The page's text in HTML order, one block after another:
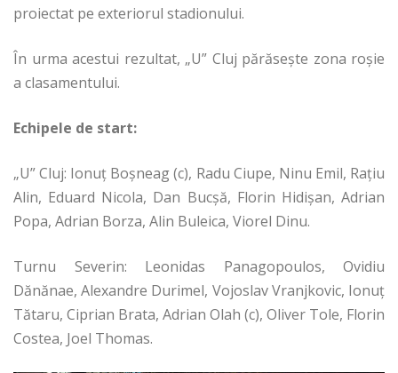
proiectat pe exteriorul stadionului.
În urma acestui rezultat, „U” Cluj părăsește zona roșie
a clasamentului.
Echipele de start:
„U” Cluj: Ionuț Boșneag (c), Radu Ciupe, Ninu Emil, Rațiu
Alin, Eduard Nicola, Dan Bucșă, Florin Hidișan, Adrian
Popa, Adrian Borza, Alin Buleica, Viorel Dinu.
Turnu Severin: Leonidas Panagopoulos, Ovidiu
Dănănae, Alexandre Durimel, Vojoslav Vranjkovic, Ionuț
Tătaru, Ciprian Brata, Adrian Olah (c), Oliver Tole, Florin
Costea, Joel Thomas.